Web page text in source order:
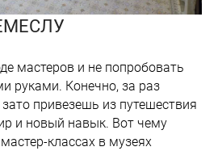
мастеров и не попробовать
руками. Конечно, за раз
привезешь из путешествия
и новый навык. Вот чему
классах в музеях